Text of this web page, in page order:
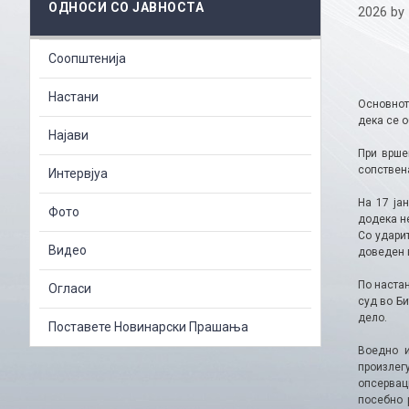
2026 by
дека се
При
На 17
додека
Со
доведен
По
суд во
дело.
Воедно
посебно
ОДНОСИ СО ЈАВНОСТА
Соопштенија
Настани
Најави
Интервјуа
Фото
Видео
Огласи
Поставете Новинарски Прашања